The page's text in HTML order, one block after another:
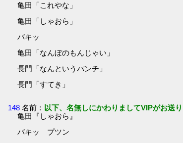
亀田「これやな」
亀田「しゃおら」
バキッ
亀田「なんぼのもんじゃい」
長門「なんというパンチ」
長門「すてき」
148 名前： 以下、名無しにかわりましてVIPがお送
亀田『しゃおら』
バキッ プツン